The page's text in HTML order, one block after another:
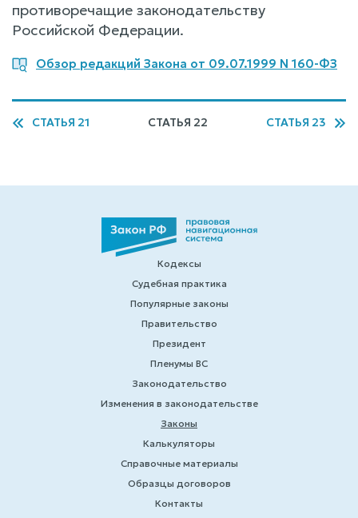
противоречащие законодательству
Российской Федерации.
Обзор редакций Закона от 09.07.1999 N 160-ФЗ
СТАТЬЯ 21 СТАТЬЯ 22 СТАТЬЯ 23
Кодексы
Судебная практика
Популярные законы
Правительство
Президент
Пленумы ВС
Законодательство
Изменения в законодательстве
Законы
Калькуляторы
Справочные материалы
Образцы договоров
Контакты